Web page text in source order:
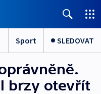
Sport SLEDOVAT
brzy otevřít